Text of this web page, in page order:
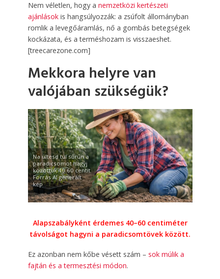
Nem véletlen, hogy a nemzetközi kertészeti
ajánlásokis hangsúlyozzák: a zsúfolt állományban
romlik a levegőáramlás, nő a gombás betegségek
kockázata, és a terméshozam is visszaeshet.
[treecarezone.com]
Mekkora helyre van
valójában szükségük?
Na ültesd túl sűrűn a
paradicsomot hagyj
közöttük 40 60 centit
Forrás AI generált
kép
Alapszabályként érdemes 40–60 centiméter
távolságot hagyni a paradicsomtövek között.
Ez azonban nem kőbe vésett szám – sok múlik a
fajtán és a termesztési módon.